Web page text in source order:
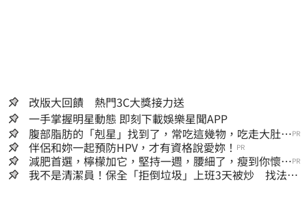
改版大回饋 熱門3C大獎接力送
一手掌握明星動態 即刻下載娛樂星聞APP
腹部脂肪的「剋星」找到了，常吃這幾物，吃走大肚
囊，瘦出小蠻腰
PR
伴侶和妳一起預防HPV，才有資格說愛妳！ PR
減肥首選，檸檬加它，堅持一週，腰細了，瘦到你懷疑
人生
PR
我不是清潔員！保全「拒倒垃圾」上班3天被炒 找法院